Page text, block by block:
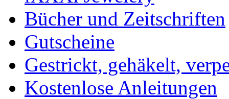
Bücher und Zeitschriften
Gutscheine
Gestrickt, gehäkelt,
Kostenlose Anleitungen